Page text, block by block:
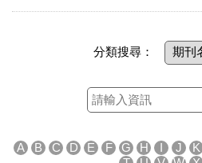
分類搜尋：
A B C D E F G H I J K